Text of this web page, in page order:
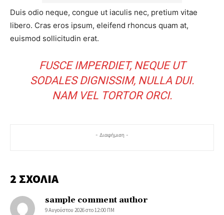
Duis odio neque, congue ut iaculis nec, pretium vitae
libero. Cras eros ipsum, eleifend rhoncus quam at,
euismod sollicitudin erat.
FUSCE IMPERDIET, NEQUE UT
SODALES DIGNISSIM, NULLA DUI.
NAM VEL TORTOR ORCI.
- Διαφήμιση -
2 ΣΧΟΛΙΑ
sample comment author
9 Αυγούστου 2026 στο 12:00 ΠΜ